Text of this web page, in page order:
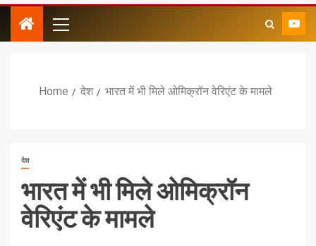
Home देश भारत में भी मिले ओमिक्रॉन वेरिएंट के मामले
देश
भारत में भी मिले ओमिक्रॉन
वेरिएंट के मामले